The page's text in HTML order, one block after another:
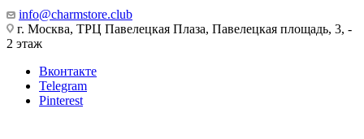
info@charmstore.club
г. Москва, ТРЦ Павелецкая Плаза, Павелецкая площадь, 3, -
2 этаж
Вконтакте
Telegram
Pinterest